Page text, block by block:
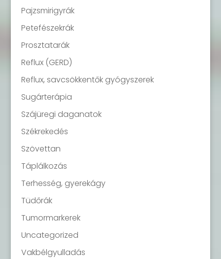
Pajzsmirigyrák
Petefészekrák
Prosztatarák
Reflux (GERD)
Reflux, savcsökkentők gyógyszerek
Sugárterápia
Szájüregi daganatok
Székrekedés
Szövettan
Táplálkozás
Terhesség, gyerekágy
Tüdőrák
Tumormarkerek
Uncategorized
Vakbélgyulladás